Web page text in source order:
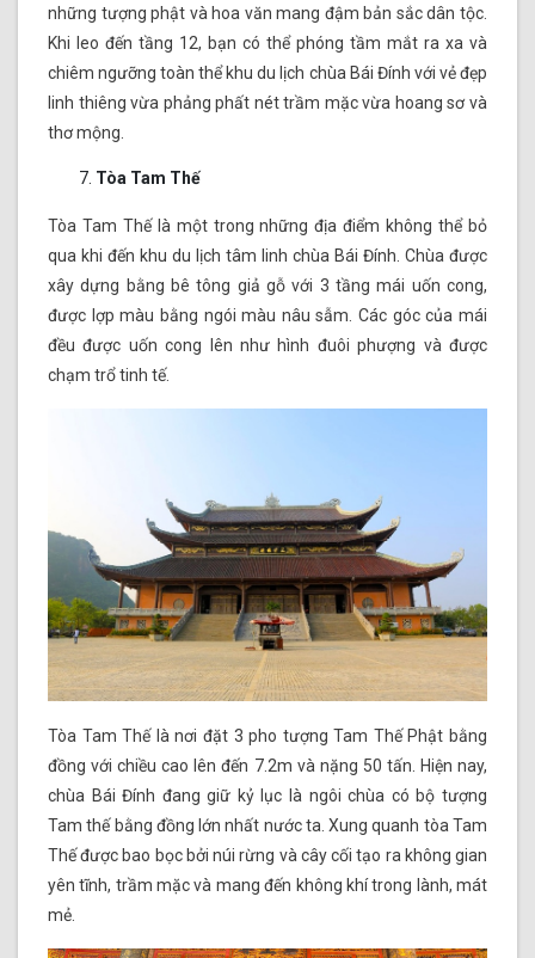
những tượng phật và hoa văn mang đậm bản sắc dân tộc.
Khi leo đến tầng 12, bạn có thể phóng tầm mắt ra xa và
chiêm ngưỡng toàn thể khu du lịch chùa Bái Đính với vẻ đẹp
linh thiêng vừa phảng phất nét trầm mặc vừa hoang sơ và
thơ mộng.
Tòa Tam Thế
Tòa Tam Thế là một trong những địa điểm không thể bỏ
qua khi đến khu du lịch tâm linh chùa Bái Đính. Chùa được
xây dựng bằng bê tông giả gỗ với 3 tầng mái uốn cong,
được lợp màu bằng ngói màu nâu sẫm. Các góc của mái
đều được uốn cong lên như hình đuôi phượng và được
chạm trổ tinh tế.
Tòa Tam Thế là nơi đặt 3 pho tượng Tam Thế Phật bằng
đồng với chiều cao lên đến 7.2m và nặng 50 tấn. Hiện nay,
chùa Bái Đính đang giữ kỷ lục là ngôi chùa có bộ tượng
Tam thế bằng đồng lớn nhất nước ta. Xung quanh tòa Tam
Thế được bao bọc bởi núi rừng và cây cối tạo ra không gian
yên tĩnh, trầm mặc và mang đến không khí trong lành, mát
mẻ.